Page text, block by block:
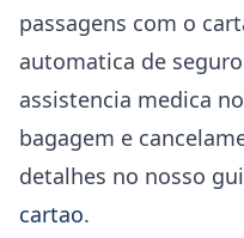
passagens com o
automatica de
assistencia medica
bagagem e
detalhes no nosso
cartao.